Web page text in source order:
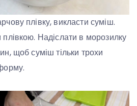
плівку, викласти суміш.
Надіслати в морозилку
щоб суміш тільки трохи